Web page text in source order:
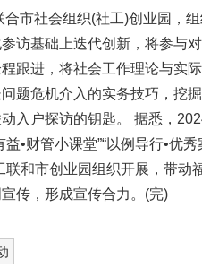
市社会组织(社工)创业园，
访基础上迭代创新，将参与
跟进，将社会工作理论与实
题危机介入的实务技巧，挖
入户探访的钥匙。 据悉，
益•财管小课堂”“以例导行•优
联和市创业园组织开展，带动
传，形成宣传合力。(完)